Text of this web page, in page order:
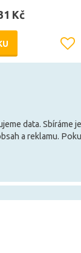
Kč
data. Sbíráme je
a reklamu.